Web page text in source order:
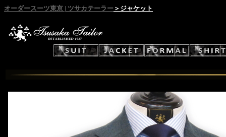
オーダースーツ東京 | ツサカテーラー ＞ジャケット